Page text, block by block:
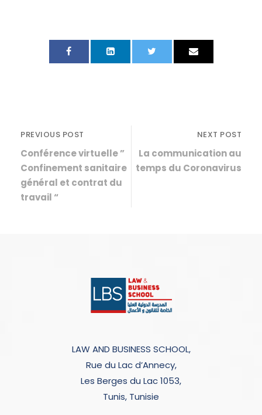
PREVIOUS POST
Conférence virtuelle ”
Confinement sanitaire
général et contrat du
travail “
NEXT POST
La communication au
temps du Coronavirus
LAW AND BUSINESS SCHOOL,
Rue du Lac d’Annecy,
Les Berges du Lac 1053,
Tunis, Tunisie